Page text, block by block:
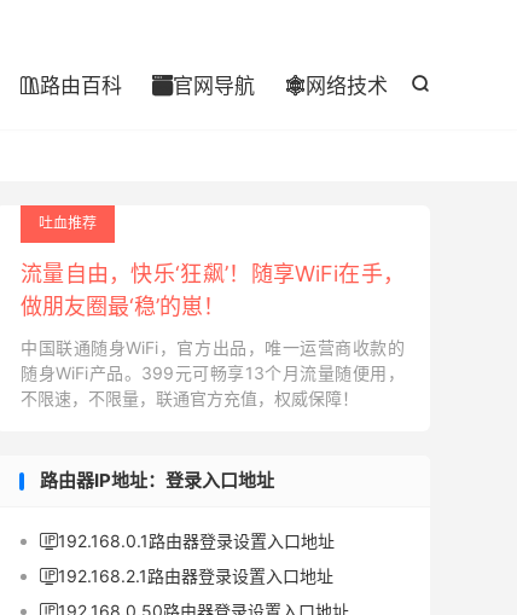

路由百科 官网导航  网络技术
吐血推荐
流量自由，快乐‘狂飙’！随享WiFi在手，
做朋友圈最‘稳’的崽！
中国联通随身WiFi，官方出品，唯一运营商收款的
随身WiFi产品。399元可畅享13个月流量随便用，
不限速，不限量，联通官方充值，权威保障！
路由器IP地址：登录入口地址
192.168.0.1路由器登录设置入口地址
192.168.2.1路由器登录设置入口地址
192.168.0.50路由器登录设置入口地址